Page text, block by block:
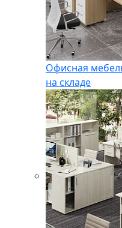
Офисная
на складе